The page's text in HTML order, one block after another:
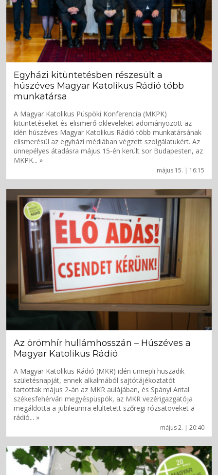
május 15. | 16:15
Egyházi kitüntetésben részesült a
húszéves Magyar Katolikus Rádió több
munkatársa
A Magyar Katolikus Püspöki Konferencia (MKPK)
kitüntetéseket és elismerő okleveleket adományozott az
idén húszéves Magyar Katolikus Rádió több munkatársának
elismerésül az egyházi médiában végzett szolgálatukért. Az
ünnepélyes átadásra május 15-én került sor Budapesten, az
MKPK... »
május 2. | 20:40
Az örömhír hullámhosszán – Húszéves a
Magyar Katolikus Rádió
A Magyar Katolikus Rádió (MKR) idén ünnepli huszadik
születésnapját, ennek alkalmából sajtótájékoztatót
tartottak május 2-án az MKR aulájában, és Spányi Antal
székesfehérvári megyéspüspök, az MKR vezérigazgatója
megáldotta a jubileumra elültetett szőregi rózsatöveket a
rádió... »